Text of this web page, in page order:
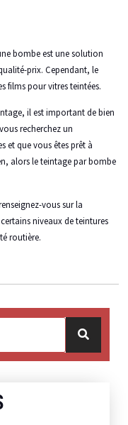
bombe est une solution
prix. Cependant, le
films pour vitres teintées.
il est important de bien
recherchez un
et que vous êtes prêt à
alors le teintage par bombe
vous sur la
niveaux de teintures
routière.